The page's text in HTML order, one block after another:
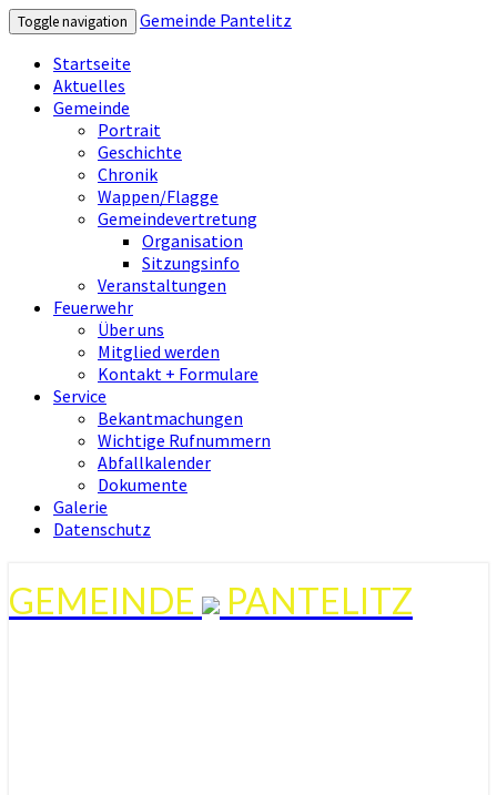
Toggle navigation
Gemeinde Pantelitz
Startseite
Aktuelles
Gemeinde
Portrait
Geschichte
Chronik
Wappen/Flagge
Gemeindevertretung
Organisation
Sitzungsinfo
Veranstaltungen
Feuerwehr
Über uns
Mitglied werden
Kontakt + Formulare
Service
Bekantmachungen
Wichtige Rufnummern
Abfallkalender
Dokumente
Galerie
Datenschutz
GEMEINDE PANTELITZ